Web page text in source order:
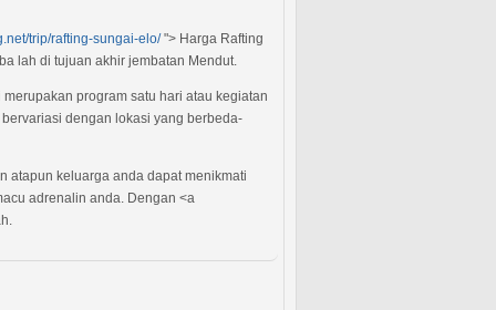
trip/rafting-sungai-elo/"> Harga Rafting
lah di tujuan akhir jembatan Mendut.
program satu hari atau kegiatan
dengan lokasi yang berbeda-
atapun keluarga anda dapat menikmati
adrenalin anda. Dengan <a